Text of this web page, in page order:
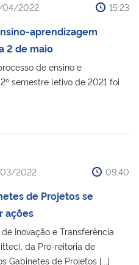
04/2022 15:23
aprendizagem
2 de maio
de ensino e
semestre letivo de 2021 foi
2022 09:40
de Projetos se
ações
Inovação e Transferência
da Pró-reitoria de
Gabinetes de Projetos [...]